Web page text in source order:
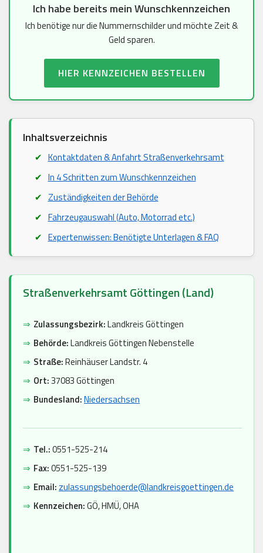
Ich habe bereits mein Wunschkennzeichen
Ich benötige nur die Nummernschilder und möchte Zeit &
Geld sparen.
HIER KENNZEICHEN BESTELLEN
Inhaltsverzeichnis
Kontaktdaten & Anfahrt Straßenverkehrsamt
In 4 Schritten zum Wunschkennzeichen
Zuständigkeiten der Behörde
Fahrzeugauswahl (Auto, Motorrad etc.)
Expertenwissen: Benötigte Unterlagen & FAQ
Straßenverkehrsamt Göttingen (Land)
⇒ Zulassungsbezirk:Landkreis Göttingen
⇒ Behörde:Landkreis Göttingen Nebenstelle
⇒ Straße:Reinhäuser Landstr. 4
⇒ Ort:37083 Göttingen
⇒ Bundesland:Niedersachsen
⇒ Tel.:0551-525-214
⇒ Fax:0551-525-139
⇒ Email: zulassungsbehoerde@landkreisgoettingen.de
⇒ Kennzeichen:GÖ, HMÜ, OHA